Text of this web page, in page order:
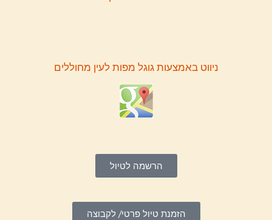
ניווט באמצעות גוגל מפות לעין מחוללים
הרשמה לטיול
הזמנת טיול פרטי/ לקבוצה